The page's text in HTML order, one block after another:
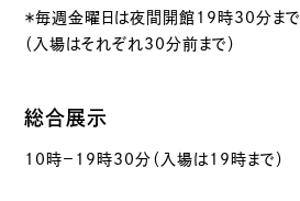
＊毎週金曜日は夜間開館19時30分まで
（入場はそれぞれ30分前まで）
総合展示
10時－19時30分（入場は19時まで）